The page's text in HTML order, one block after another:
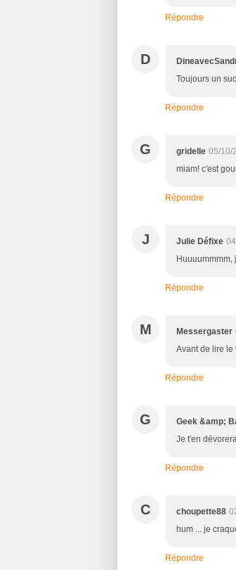
Répondre
D
Toujours un
Répondre
G gridelle 05/10/
miam! c'est
Répondre
J Julie Défixe
Huuuummmm,
Répondre
M Messergaster
Avant de lire le
Répondre
G Geek &amp;
Je t'en
Répondre
C choupette88
hum ... je
Répondre